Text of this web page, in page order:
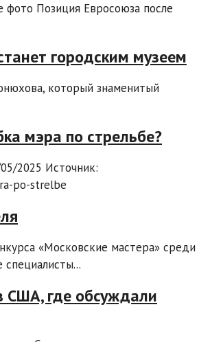
фото Позиция Евросоюза после
городским музеем
который знаменитый
мэра по стрельбе?
2025 Источник:
po-strelbe
«Московские мастера» среди
специалисты...
США, где обсуждали